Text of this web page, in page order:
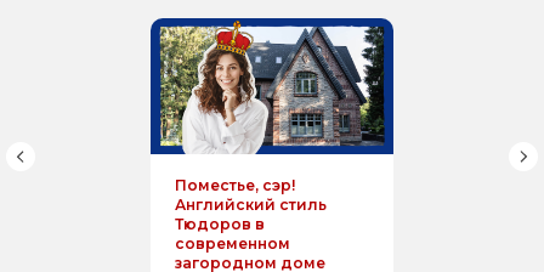
Поместье, сэр!
Английский стиль
Тюдоров в
современном
загородном доме